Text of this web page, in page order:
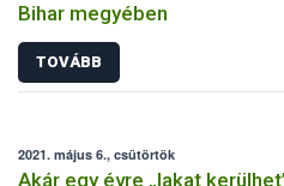
Bihar megyében
TOVÁBB
2021. május 6., csütörtök
Akár egy évre „lakat